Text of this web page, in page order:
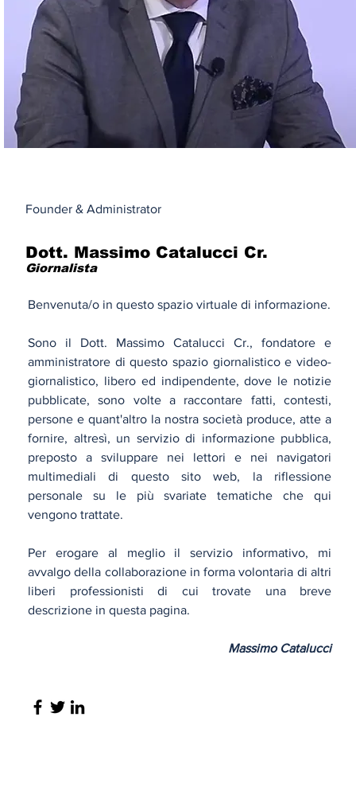
Founder & Administrator
Dott. Massimo Catalucci Cr.
Giornalista
Benvenuta/o in questo spazio virtuale di informazione.
Sono il Dott. Massimo Catalucci Cr., fondatore e
amministratore di questo spazio giornalistico e video-
giornalistico, libero ed indipendente, dove le notizie
pubblicate, sono volte a raccontare fatti, contesti,
persone e quant'altro la nostra società produce, atte a
fornire, altresì, un servizio di informazione pubblica,
preposto a sviluppare nei lettori e nei navigatori
multimediali di questo sito web, la riflessione
personale su le più svariate tematiche che qui
vengono trattate.
Per erogare al meglio il servizio informativo, mi
avvalgo della collaborazione in forma volontaria di altri
liberi professionisti di cui trovate una breve
descrizione in questa pagina.
Massimo Catalucci